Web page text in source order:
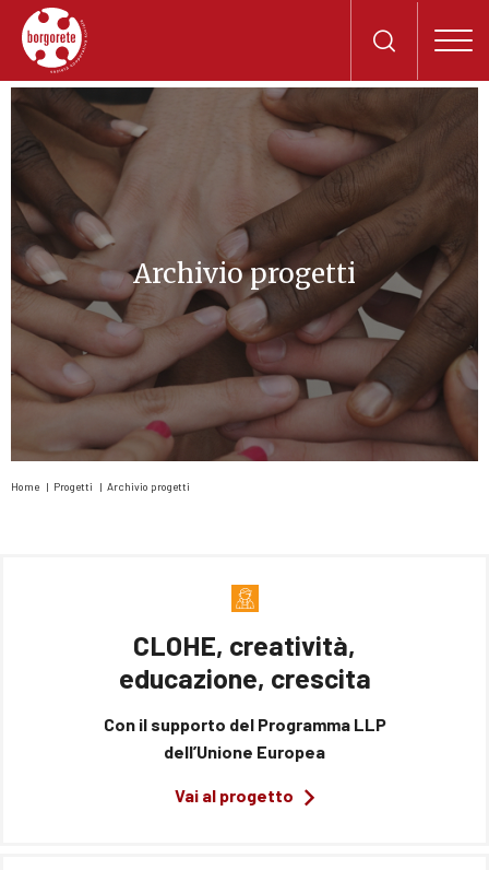
Archivio progetti
Tu
Home Progetti Archivio progetti
CLOHE, creatività,
educazione, crescita
Con il supporto del Programma LLP
dell’Unione Europea
Vai al progetto